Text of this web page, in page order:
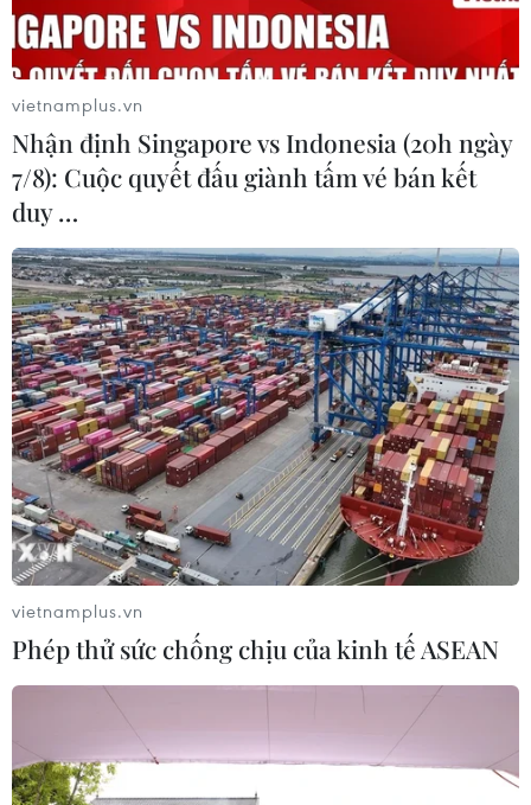
vietnamplus.vn
Nhận định Singapore vs Indonesia (20h ngày
7/8): Cuộc quyết đấu giành tấm vé bán kết
duy …
vietnamplus.vn
Phép thử sức chống chịu của kinh tế ASEAN